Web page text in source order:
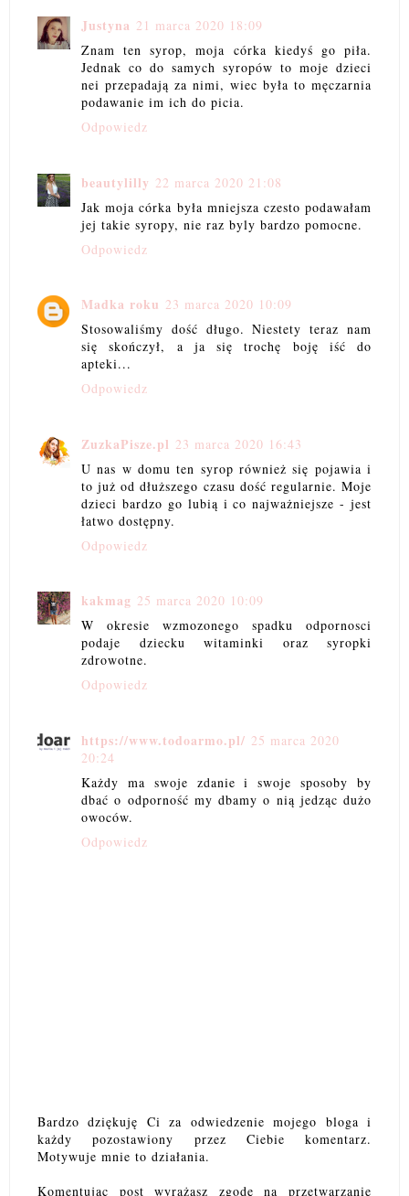
Justyna 21 marca 2020 18:09
Znam ten syrop, moja córka kiedyś go piła.
Jednak co do samych syropów to moje dzieci
nei przepadają za nimi, wiec była to męczarnia
podawanie im ich do picia.
Odpowiedz
beautylilly 22 marca 2020 21:08
Jak moja córka była mniejsza czesto podawałam
jej takie syropy, nie raz byly bardzo pomocne.
Odpowiedz
Madka roku 23 marca 2020 10:09
Stosowaliśmy dość długo. Niestety teraz nam
się skończył, a ja się trochę boję iść do
apteki...
Odpowiedz
ZuzkaPisze.pl 23 marca 2020 16:43
U nas w domu ten syrop również się pojawia i
to już od dłuższego czasu dość regularnie. Moje
dzieci bardzo go lubią i co najważniejsze - jest
łatwo dostępny.
Odpowiedz
kakmag 25 marca 2020 10:09
W okresie wzmozonego spadku odpornosci
podaje dziecku witaminki oraz syropki
zdrowotne.
Odpowiedz
https://www.todoarmo.pl/ 25 marca 2020
20:24
Każdy ma swoje zdanie i swoje sposoby by
dbać o odporność my dbamy o nią jedząc dużo
owoców.
Odpowiedz
Bardzo dziękuję Ci za odwiedzenie mojego bloga i
każdy pozostawiony przez Ciebie komentarz.
Motywuje mnie to działania.
Komentując post wyrażasz zgodę na przetwarzanie